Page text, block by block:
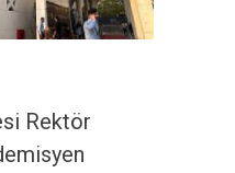
Rektör